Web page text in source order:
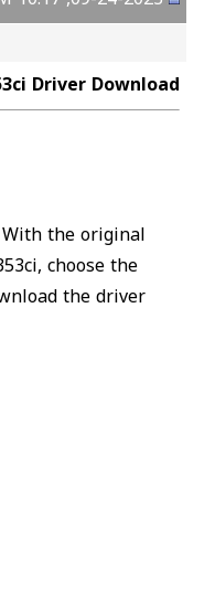
Driver Download
the original
choose the
the driver